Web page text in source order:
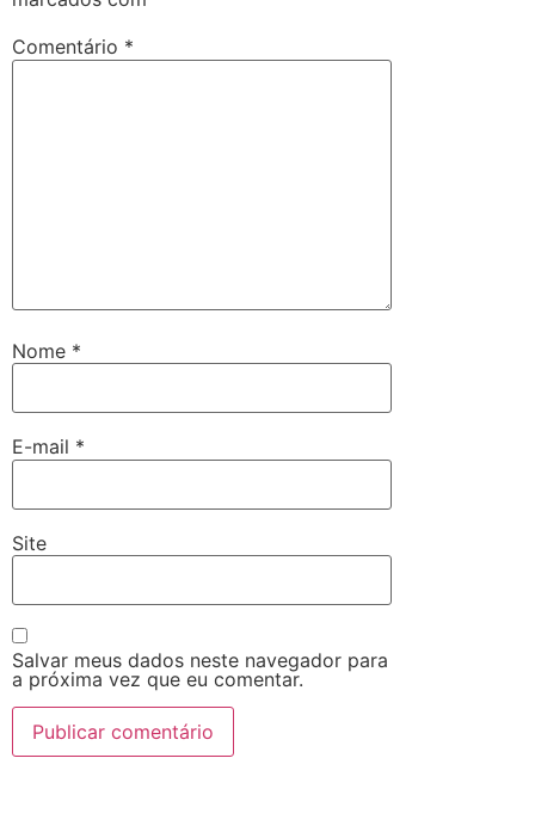
Comentário *
Nome *
E-mail *
Site
Salvar meus dados neste navegador para
a próxima vez que eu comentar.